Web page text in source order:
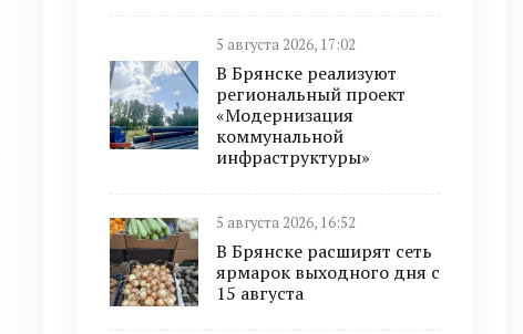
5 августа 2026, 17:02
В Брянске реализуют
региональный проект
«Модернизация
коммунальной
инфраструктуры»
5 августа 2026, 16:52
В Брянске расширят сеть
ярмарок выходного дня с
15 августа